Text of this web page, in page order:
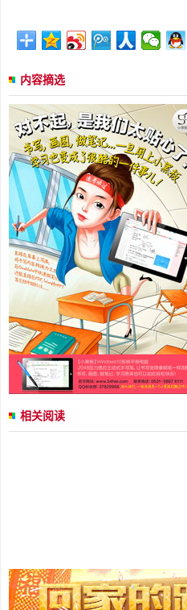
内容摘选
相关阅读